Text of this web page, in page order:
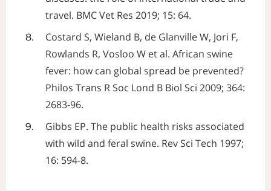
travel. BMC Vet Res 2019; 15: 64.
Costard S, Wieland B, de Glanville W, Jori F,
Rowlands R, Vosloo W et al. African swine
fever: how can global spread be prevented?
Philos Trans R Soc Lond B Biol Sci 2009; 364:
2683-96.
Gibbs EP. The public health risks associated
with wild and feral swine. Rev Sci Tech 1997;
16: 594-8.